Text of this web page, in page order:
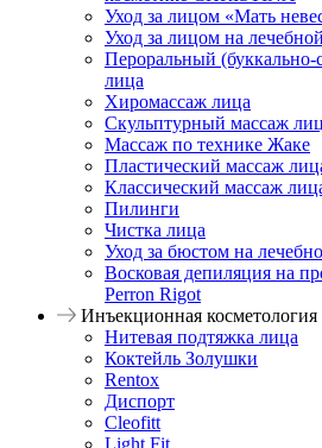
Уход за лицом «Мать
Уход за лицом на
Пероральный
лица
Хиромассаж лица
Скульптурный массаж
Массаж по технике Жаке
Пластический массаж
Классический массаж
Пилинги
Чистка лица
Уход за бюстом на
Восковая депиляция на
Perron Rigot
Инъекционная косметология
Нитевая подтяжка лица
Коктейль Золушки
Rentox
Диспорт
Cleofitt
Light Fit